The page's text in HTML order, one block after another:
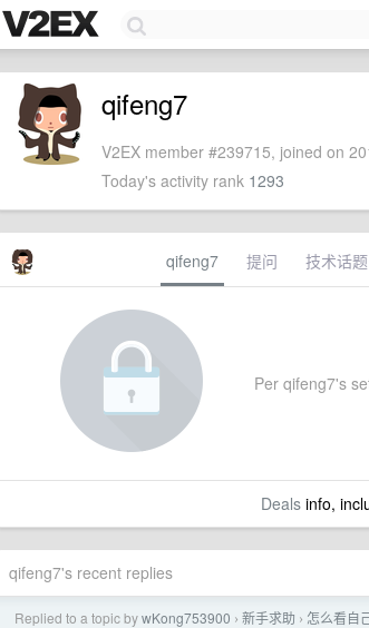
qifeng7
V2EX member #239715, joined on
Today's activity rank 1293
qifeng7 提问 技术话题
Per qifeng7's
Dealsinfo,
qifeng7's recent replies
Replied to a topic bywKong753900 › 新手求助 › 怎么看自